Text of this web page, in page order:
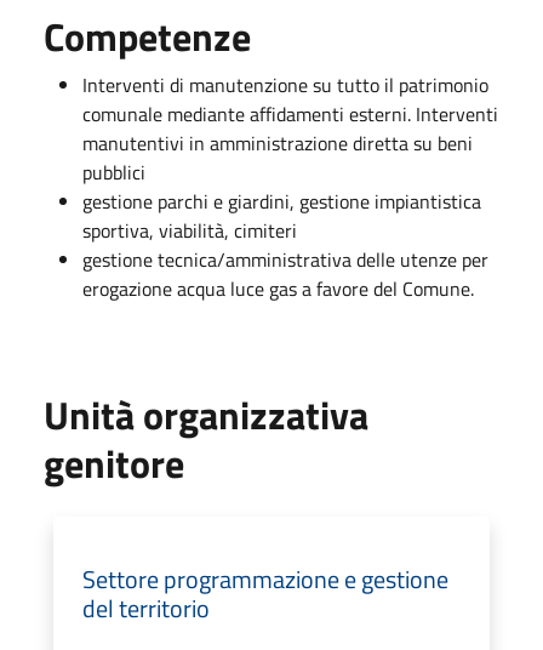
Competenze
Interventi di manutenzione su tutto il patrimonio
comunale mediante affidamenti esterni. Interventi
manutentivi in amministrazione diretta su beni
pubblici
gestione parchi e giardini, gestione impiantistica
sportiva, viabilità, cimiteri
gestione tecnica/amministrativa delle utenze per
erogazione acqua luce gas a favore del Comune.
Unità organizzativa
genitore
Settore programmazione e gestione
del territorio